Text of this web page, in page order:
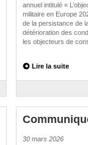
annuel intitulé «
militaire en Europe
de la persistance de
détérioration des
les objecteurs de
Lire la suite
30 mars 2026